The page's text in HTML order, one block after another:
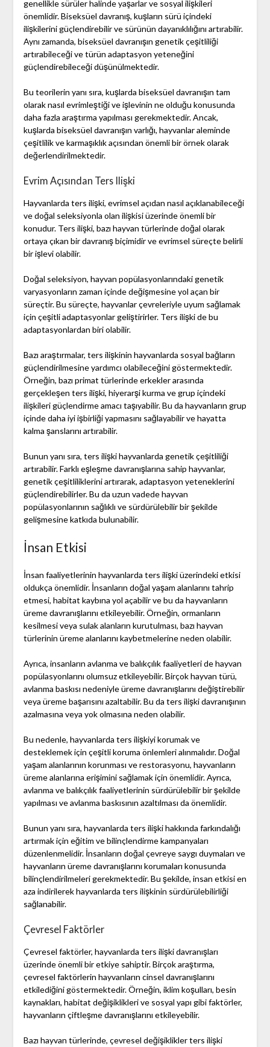
genellikle sürüler halinde yaşarlar ve sosyal ilişkileri
önemlidir. Biseksüel davranış, kuşların sürü içindeki
ilişkilerini güçlendirebilir ve sürünün dayanıklılığını artırabilir.
Aynı zamanda, biseksüel davranışın genetik çeşitliliği
artırabileceği ve türün adaptasyon yeteneğini
güçlendirebileceği düşünülmektedir.
Bu teorilerin yanı sıra, kuşlarda biseksüel davranışın tam
olarak nasıl evrimleştiği ve işlevinin ne olduğu konusunda
daha fazla araştırma yapılması gerekmektedir. Ancak,
kuşlarda biseksüel davranışın varlığı, hayvanlar aleminde
çeşitlilik ve karmaşıklık açısından önemli bir örnek olarak
değerlendirilmektedir.
Evrim Açısından Ters Ilişki
Hayvanlarda ters ilişki, evrimsel açıdan nasıl açıklanabileceği
ve doğal seleksiyonla olan ilişkisi üzerinde önemli bir
konudur. Ters ilişki, bazı hayvan türlerinde doğal olarak
ortaya çıkan bir davranış biçimidir ve evrimsel süreçte belirli
bir işlevi olabilir.
Doğal seleksiyon, hayvan popülasyonlarındaki genetik
varyasyonların zaman içinde değişmesine yol açan bir
süreçtir. Bu süreçte, hayvanlar çevreleriyle uyum sağlamak
için çeşitli adaptasyonlar geliştirirler. Ters ilişki de bu
adaptasyonlardan biri olabilir.
Bazı araştırmalar, ters ilişkinin hayvanlarda sosyal bağların
güçlendirilmesine yardımcı olabileceğini göstermektedir.
Örneğin, bazı primat türlerinde erkekler arasında
gerçekleşen ters ilişki, hiyerarşi kurma ve grup içindeki
ilişkileri güçlendirme amacı taşıyabilir. Bu da hayvanların grup
içinde daha iyi işbirliği yapmasını sağlayabilir ve hayatta
kalma şanslarını artırabilir.
Bunun yanı sıra, ters ilişki hayvanlarda genetik çeşitliliği
artırabilir. Farklı eşleşme davranışlarına sahip hayvanlar,
genetik çeşitliliklerini artırarak, adaptasyon yeteneklerini
güçlendirebilirler. Bu da uzun vadede hayvan
popülasyonlarının sağlıklı ve sürdürülebilir bir şekilde
gelişmesine katkıda bulunabilir.
İnsan Etkisi
İnsan faaliyetlerinin hayvanlarda ters ilişki üzerindeki etkisi
oldukça önemlidir. İnsanların doğal yaşam alanlarını tahrip
etmesi, habitat kaybına yol açabilir ve bu da hayvanların
üreme davranışlarını etkileyebilir. Örneğin, ormanların
kesilmesi veya sulak alanların kurutulması, bazı hayvan
türlerinin üreme alanlarını kaybetmelerine neden olabilir.
Ayrıca, insanların avlanma ve balıkçılık faaliyetleri de hayvan
popülasyonlarını olumsuz etkileyebilir. Birçok hayvan türü,
avlanma baskısı nedeniyle üreme davranışlarını değiştirebilir
veya üreme başarısını azaltabilir. Bu da ters ilişki davranışının
azalmasına veya yok olmasına neden olabilir.
Bu nedenle, hayvanlarda ters ilişkiyi korumak ve
desteklemek için çeşitli koruma önlemleri alınmalıdır. Doğal
yaşam alanlarının korunması ve restorasyonu, hayvanların
üreme alanlarına erişimini sağlamak için önemlidir. Ayrıca,
avlanma ve balıkçılık faaliyetlerinin sürdürülebilir bir şekilde
yapılması ve avlanma baskısının azaltılması da önemlidir.
Bunun yanı sıra, hayvanlarda ters ilişki hakkında farkındalığı
artırmak için eğitim ve bilinçlendirme kampanyaları
düzenlenmelidir. İnsanların doğal çevreye saygı duymaları ve
hayvanların üreme davranışlarını korumaları konusunda
bilinçlendirilmeleri gerekmektedir. Bu şekilde, insan etkisi en
aza indirilerek hayvanlarda ters ilişkinin sürdürülebilirliği
sağlanabilir.
Çevresel Faktörler
Çevresel faktörler, hayvanlarda ters ilişki davranışları
üzerinde önemli bir etkiye sahiptir. Birçok araştırma,
çevresel faktörlerin hayvanların cinsel davranışlarını
etkilediğini göstermektedir. Örneğin, iklim koşulları, besin
kaynakları, habitat değişiklikleri ve sosyal yapı gibi faktörler,
hayvanların çiftleşme davranışlarını etkileyebilir.
Bazı hayvan türlerinde, çevresel değişiklikler ters ilişki